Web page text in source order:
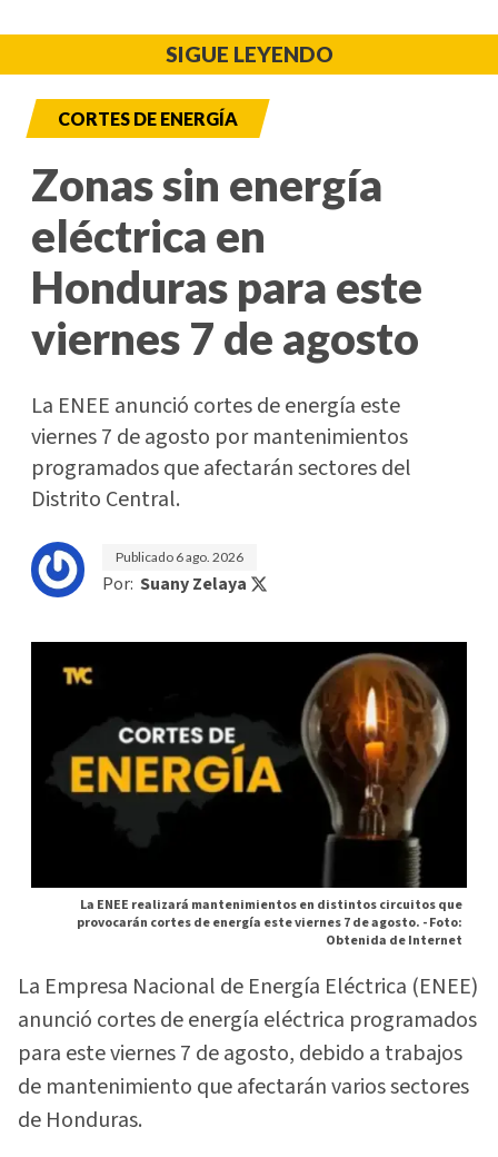
SIGUE LEYENDO
CORTES DE ENERGÍA
Zonas sin energía
eléctrica en
Honduras para este
viernes 7 de agosto
La ENEE anunció cortes de energía este
viernes 7 de agosto por mantenimientos
programados que afectarán sectores del
Distrito Central.
Publicado 6 ago. 2026
Por: Suany Zelaya
La ENEE realizará mantenimientos en distintos circuitos que
provocarán cortes de energía este viernes 7 de agosto. -Foto:
Obtenida de Internet
La Empresa Nacional de Energía Eléctrica (ENEE)
anunció cortes de energía eléctrica programados
para este viernes 7 de agosto, debido a trabajos
de mantenimiento que afectarán varios sectores
de Honduras.